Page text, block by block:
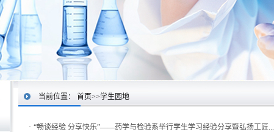
当前位置： 首页>>学生园地
· “畅谈经验 分享快乐”——药学与检验系举行学生学习经验分享暨弘扬工匠...